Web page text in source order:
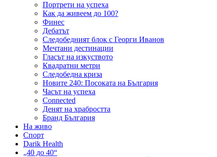
Портрети на успеха
Как да живеем до 100?
Финес
Дебатът
Следобедният блок с Георги Иванов
Мечтани дестинации
Гласът на изкуството
Квадратни метри
Следобедна криза
Новите 240: Посоката на България
Часът на успеха
Connected
Денят на храбростта
Бранд България
На живо
Спорт
Darik Health
„40 до 40“